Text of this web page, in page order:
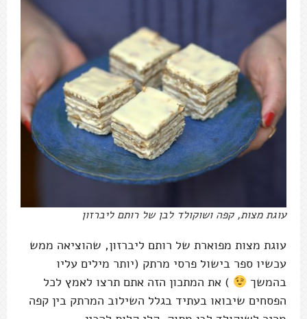
עוגת מצות, קפה ושוקולד לבן של רותם ליברזון
עוגת מצות מפוארת של רותם ליברזון, שהוציאה ממש
עכשיו ספר בישול פרסי מרתק (יותר מילים עליו
בהמשך
) את המתכון הזה אתם תרצו לאמץ לכל
הפסחים שיבואו בעתיד בגלל השילוב המרתק בין קפה